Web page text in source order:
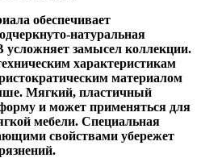
обеспечивает
натуральная
замысел коллекции.
характеристикам
материалом
Мягкий, пластичный
и может применяться для
мебели. Специальная
свойствами убережет